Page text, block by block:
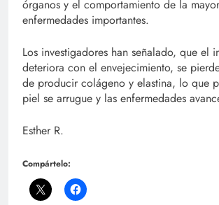
órganos y el comportamiento de la
enfermedades importantes.
Los investigadores han señalado, que el
deteriora con el envejecimiento, se
de producir colágeno y elastina, lo que
piel se arrugue y las enfermedades
Esther R.
Compártelo: